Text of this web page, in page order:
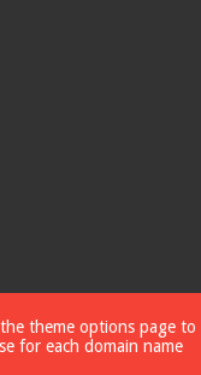
theme options page to
for each domain name.